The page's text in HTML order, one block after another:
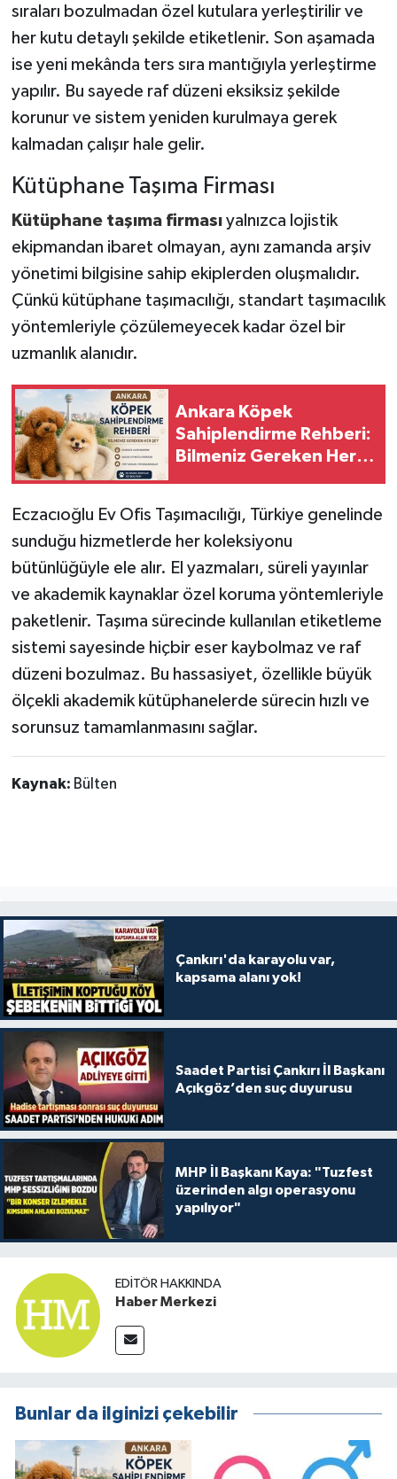
sıraları bozulmadan özel kutulara yerleştirilir ve
her kutu detaylı şekilde etiketlenir. Son aşamada
ise yeni mekânda ters sıra mantığıyla yerleştirme
yapılır. Bu sayede raf düzeni eksiksiz şekilde
korunur ve sistem yeniden kurulmaya gerek
kalmadan çalışır hale gelir.
Kütüphane Taşıma Firması
Kütüphane taşıma firmasıyalnızca lojistik
ekipmandan ibaret olmayan, aynı zamanda arşiv
yönetimi bilgisine sahip ekiplerden oluşmalıdır.
Çünkü kütüphane taşımacılığı, standart taşımacılık
yöntemleriyle çözülemeyecek kadar özel bir
uzmanlık alanıdır.
Ankara Köpek
Sahiplendirme Rehberi:
Bilmeniz Gereken Her
Eczacıoğlu Ev Ofis Taşımacılığı, Türkiye genelinde
sunduğu hizmetlerde her koleksiyonu
bütünlüğüyle ele alır. El yazmaları, süreli yayınlar
ve akademik kaynaklar özel koruma yöntemleriyle
paketlenir. Taşıma sürecinde kullanılan etiketleme
sistemi sayesinde hiçbir eser kaybolmaz ve raf
düzeni bozulmaz. Bu hassasiyet, özellikle büyük
ölçekli akademik kütüphanelerde sürecin hızlı ve
sorunsuz tamamlanmasını sağlar.
Kaynak: Bülten
Çankırı'da karayolu var,
kapsama alanı yok!
Saadet Partisi Çankırı İl Başkanı
Açıkgöz’den suç duyurusu
MHP İl Başkanı Kaya: "Tuzfest
üzerinden algı operasyonu
yapılıyor"
EDITÖR HAKKINDA
Haber Merkezi
Bunlar da ilginizi çekebilir